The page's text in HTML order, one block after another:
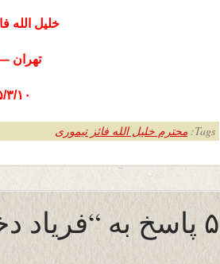
خلیل الله
تهران
Tags: محترم خلیل الله فائز تیموری
۵ پاسخ به “فریاد دختران خاموش”